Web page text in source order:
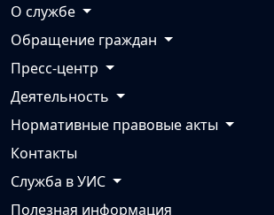
О службе
Обращение граждан
Пресс-центр
Деятельность
Нормативные правовые акты
Контакты
Служба в УИС
Полезная информация